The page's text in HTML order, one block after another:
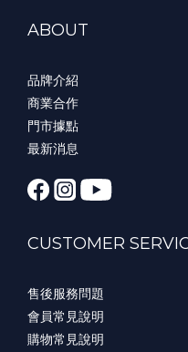
ABOUT
品牌介紹
商業合作
門市據點
最新消息
CUSTOMER
售後服務問題
會員常見說明
購物常見說明